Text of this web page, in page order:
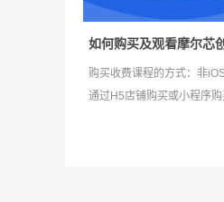
如何购买及观看摩尔芯
购买收费课程的方式：非
通过H5店铺购买或小程序购